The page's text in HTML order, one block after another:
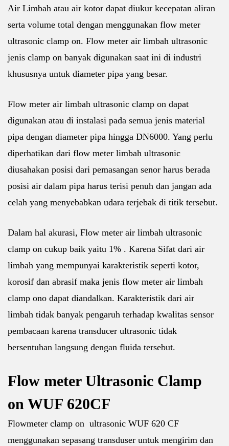
Air Limbah atau air kotor dapat diukur kecepatan aliran
serta volume total dengan menggunakan flow meter
ultrasonic clamp on. Flow meter air limbah ultrasonic
jenis clamp on banyak digunakan saat ini di industri
khususnya untuk diameter pipa yang besar.
Flow meter air limbah ultrasonic clamp on dapat
digunakan atau di instalasi pada semua jenis material
pipa dengan diameter pipa hingga DN6000. Yang perlu
diperhatikan dari flow meter limbah ultrasonic
diusahakan posisi dari pemasangan senor harus berada
posisi air dalam pipa harus terisi penuh dan jangan ada
celah yang menyebabkan udara terjebak di titik tersebut.
Dalam hal akurasi, Flow meter air limbah ultrasonic
clamp on cukup baik yaitu 1% . Karena Sifat dari air
limbah yang mempunyai karakteristik seperti kotor,
korosif dan abrasif maka jenis flow meter air limbah
clamp ono dapat diandalkan. Karakteristik dari air
limbah tidak banyak pengaruh terhadap kwalitas sensor
pembacaan karena transducer ultrasonic tidak
bersentuhan langsung dengan fluida tersebut.
Flow meter Ultrasonic Clamp
on WUF 620CF
Flowmeter clamp on ultrasonic WUF 620 CF
menggunakan sepasang transduser untuk mengirim dan